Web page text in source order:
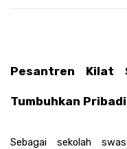
Pesantren Kilat
Tumbuhkan
Sebagai sekolah